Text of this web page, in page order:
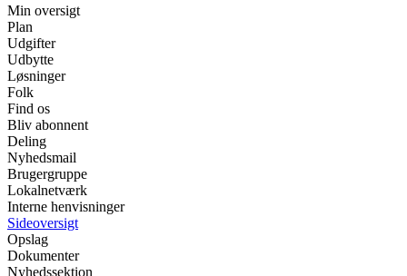
Min oversigt
Plan
Udgifter
Udbytte
Løsninger
Folk
Find os
Bliv abonnent
Deling
Nyhedsmail
Brugergruppe
Lokalnetværk
Interne henvisninger
Sideoversigt
Opslag
Dokumenter
Nyhedssektion